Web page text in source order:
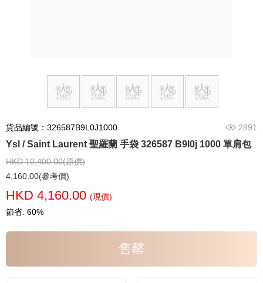
貨品編號：326587B9L0J1000 2891
Ysl / Saint Laurent 聖羅蘭 手袋 326587 B9l0j 1000 單肩包
HKD 10,400.00(原價)
4,160.00(參考價)
HKD 4,160.00 (現價)
節省: 60%
售罄